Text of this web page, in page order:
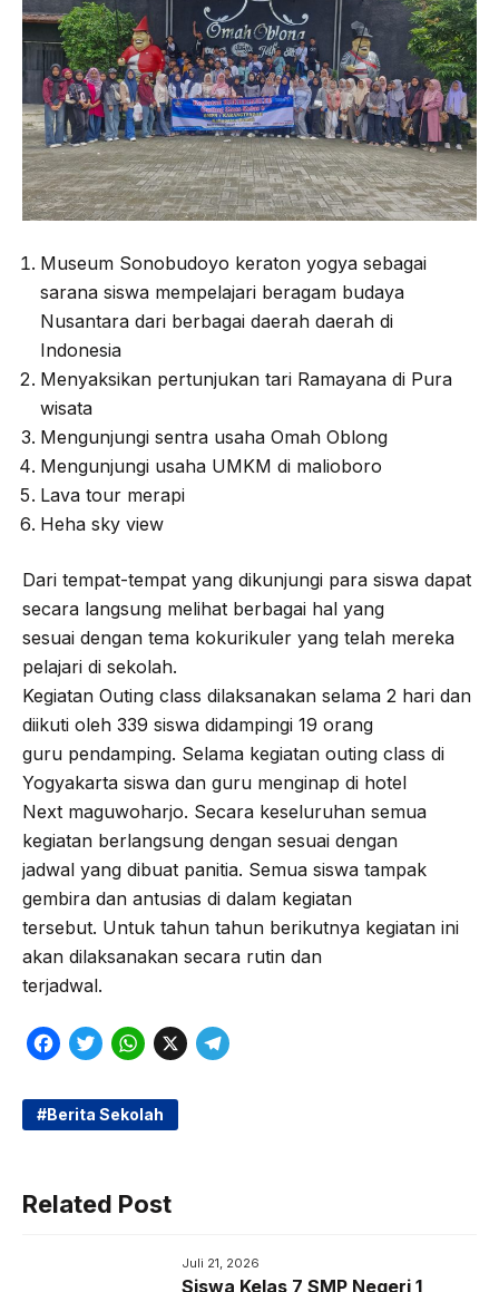
Museum Sonobudoyo keraton yogya sebagai
sarana siswa mempelajari beragam budaya
Nusantara dari berbagai daerah daerah di
Indonesia
Menyaksikan pertunjukan tari Ramayana di Pura
wisata
Mengunjungi sentra usaha Omah Oblong
Mengunjungi usaha UMKM di malioboro
Lava tour merapi
Heha sky view
Dari tempat-tempat yang dikunjungi para siswa dapat
secara langsung melihat berbagai hal yang
sesuai dengan tema kokurikuler yang telah mereka
pelajari di sekolah.
Kegiatan Outing class dilaksanakan selama 2 hari dan
diikuti oleh 339 siswa didampingi 19 orang
guru pendamping. Selama kegiatan outing class di
Yogyakarta siswa dan guru menginap di hotel
Next maguwoharjo. Secara keseluruhan semua
kegiatan berlangsung dengan sesuai dengan
jadwal yang dibuat panitia. Semua siswa tampak
gembira dan antusias di dalam kegiatan
tersebut. Untuk tahun tahun berikutnya kegiatan ini
akan dilaksanakan secara rutin dan
terjadwal.
F
c
o
T
i
e
W
a
A
X
T
m
Berita Sekolah
Related Post
Juli 21, 2026
Siswa Kelas 7 SMP Negeri 1